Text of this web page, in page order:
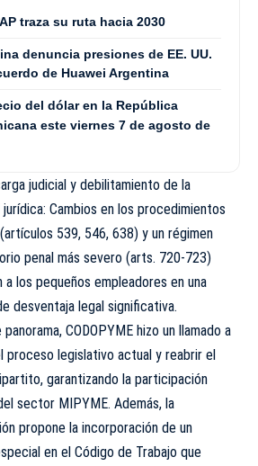
traza su ruta hacia 2030
denuncia presiones de EE. UU.
de Huawei Argentina
del dólar en la República
este viernes 7 de agosto de
judicial y debilitamiento de la
Cambios en los procedimientos
539, 546, 638) y un régimen
penal más severo (arts. 720-723)
a los pequeños empleadores en una
desventaja legal significativa.
CODOPYME hizo un llamado a
proceso legislativo actual y reabrir el
garantizando la participación
sector MIPYME. Además, la
propone la incorporación de un
en el Código de Trabajo que